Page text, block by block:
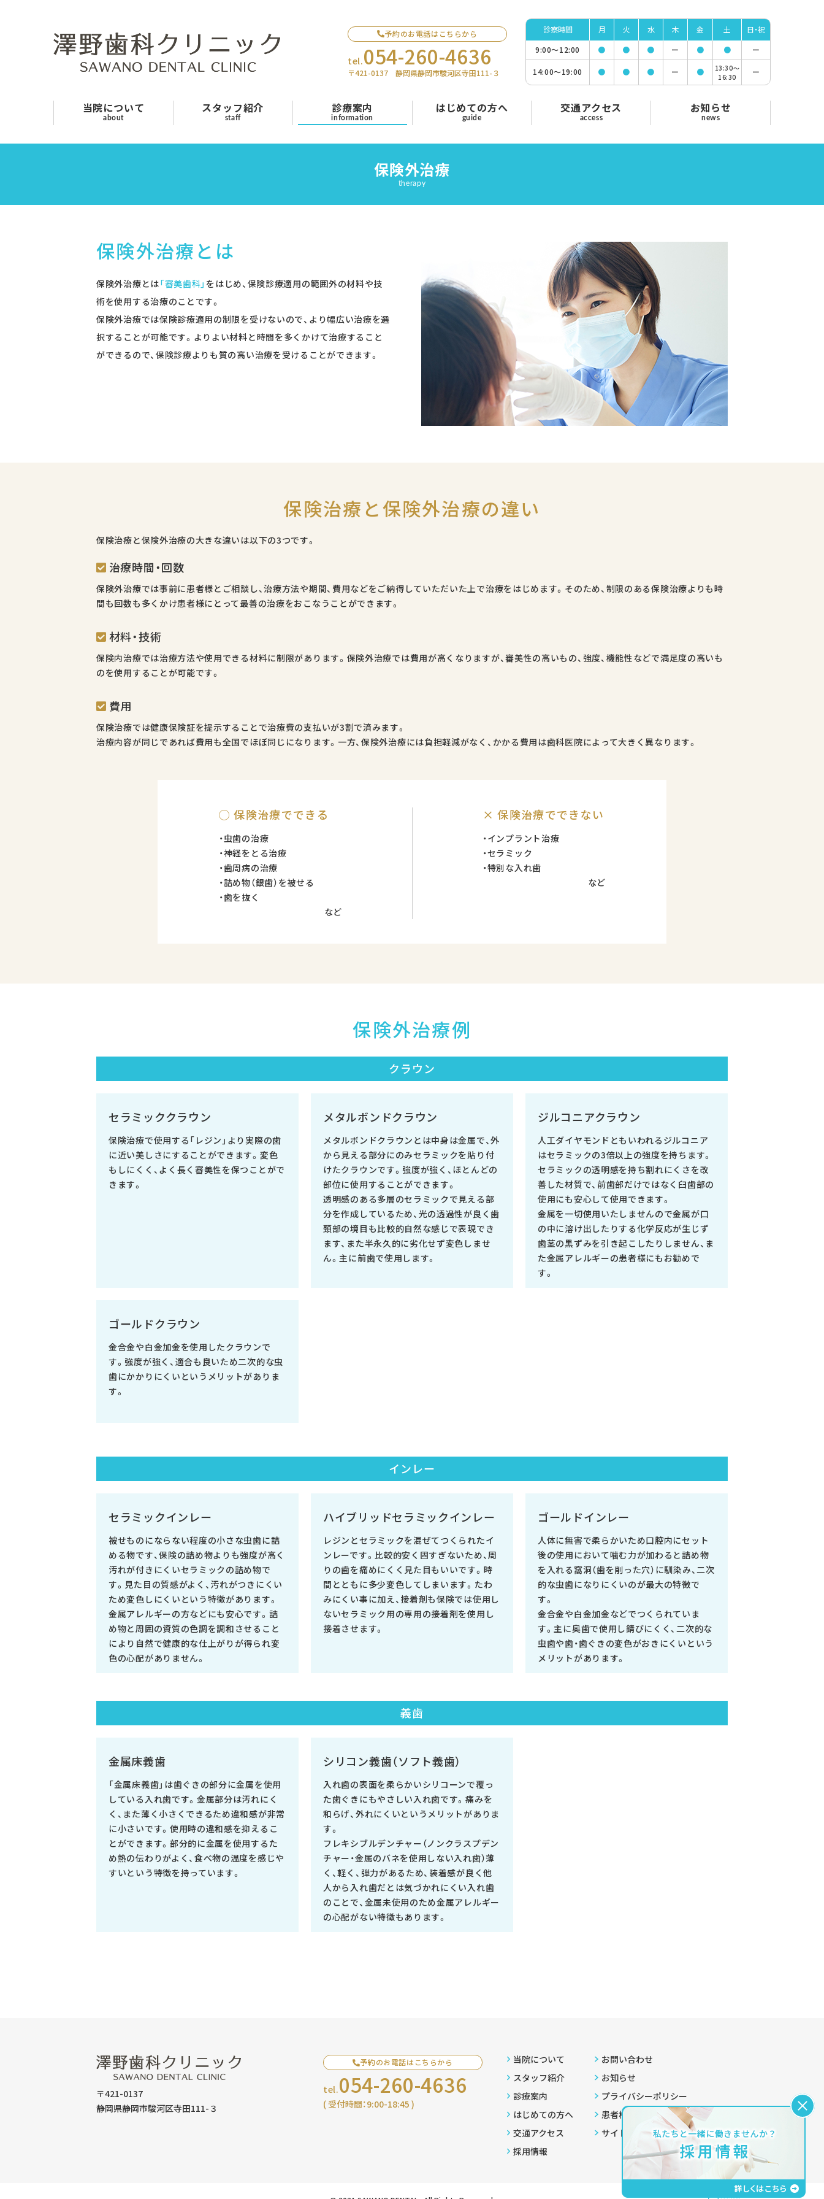
予約のお電話はこちらから
tel.054-260-4636
〒421-0137 静岡県静岡市駿河区寺田111-３
診察時間 月 火 水 木 金 土
日・祝
9:00〜12:00 ● ● ● ー ● ●
ー
14:00〜19:00 ● ● ● ー ●
13:30〜
16:30
ー
当院について
about
スタッフ紹介
staff
診療案内
information
はじめての方へ
guide
交通アクセス
access
お知らせ
news
保険外治療
therapy
保険外治療とは
保険外治療とは「審美歯科」 をはじめ、保険診療適用の範囲外の材料や技
術を使用する治療のことです。
保険外治療では保険診療適用の制限を受けないので、より幅広い治療を選
択することが可能です。よりよい材料と時間を多くかけて治療すること
ができるので、保険診療よりも質の高い治療を受けることができます。
保険治療と保険外治療の違い
保険治療と保険外治療の大きな違いは以下の3つです。
治療時間・回数
保険外治療では事前に患者様とご相談し、治療方法や期間、費用などをご納得していただいた上で治療をはじめます。そのため、制限のある保険治療よりも時
間も回数も多くかけ患者様にとって最善の治療をおこなうことができます。
材料・技術
保険内治療では治療方法や使用できる材料に制限があります。保険外治療では費用が高くなりますが、審美性の高いもの、強度、機能性などで満足度の高いも
のを使用することが可能です。
費用
保険治療では健康保険証を提示することで治療費の支払いが3割で済みます。
治療内容が同じであれば費用も全国でほぼ同じになります。一方、保険外治療には負担軽減がなく、かかる費用は歯科医院によって大きく異なります。
◯ 保険治療でできる
・虫歯の治療
・神経をとる治療
・歯周病の治療
・詰め物（銀歯）を被せる
・歯を抜く
など
× 保険治療でできない
・インプラント治療
・セラミック
・特別な入れ歯
など
保険外治療例
クラウン
セラミッククラウン
保険治療で使用する「レジン」より実際の歯
に近い美しさにすることができます。変色
もしにくく、よく長く審美性を保つことがで
きます。
メタルボンドクラウン
メタルボンドクラウンとは中身は金属で、外
から見える部分にのみセラミックを貼り付
けたクラウンです。強度が強く、ほとんどの
部位に使用することができます。
透明感のある多層のセラミックで見える部
分を作成しているため、光の透過性が良く歯
頚部の境目も比較的自然な感じで表現でき
ます、また半永久的に劣化せず変色しませ
ん。主に前歯で使用します。
ジルコニアクラウン
人工ダイヤモンドともいわれるジルコニア
はセラミックの3倍以上の強度を持ちます。
セラミックの透明感を持ち割れにくさを改
善した材質で、前歯部だけではなく臼歯部の
使用にも安心して使用できます。
金属を一切使用いたしませんので金属が口
の中に溶け出したりする化学反応が生じず
歯茎の黒ずみを引き起こしたりしません、ま
た金属アレルギーの患者様にもお勧めで
す。
ゴールドクラウン
金合金や白金加金を使用したクラウンで
す。強度が強く、適合も良いため二次的な虫
歯にかかりにくいというメリットがありま
す。
インレー
セラミックインレー
被せものにならない程度の小さな虫歯に詰
める物です、保険の詰め物よりも強度が高く
汚れが付きにくいセラミックの詰め物で
す。見た目の質感がよく、汚れがつきにくい
ため変色しにくいという特徴があります。
金属アレルギーの方などにも安心です。詰
め物と周囲の資質の色調を調和させること
により自然で健康的な仕上がりが得られ変
色の心配がありません。
ハイブリッドセラミックインレー
レジンとセラミックを混ぜてつくられたイ
ンレーです。比較的安く固すぎないため、周
りの歯を痛めにくく見た目もいいです。時
間とともに多少変色してしまいます。たわ
みにくい事に加え、接着剤も保険では使用し
ないセラミック用の専用の接着剤を使用し
接着させます。
ゴールドインレー
人体に無害で柔らかいため口腔内にセット
後の使用において噛む力が加わると詰め物
を入れる窩洞（歯を削った穴）に馴染み、二次
的な虫歯になりにくいのが最大の特徴で
す。
金合金や白金加金などでつくられていま
す。主に奥歯で使用し錆びにくく、二次的な
虫歯や歯・歯ぐきの変色がおきにくいという
メリットがあります。
義歯
金属床義歯
「金属床義歯」は歯ぐきの部分に金属を使用
している入れ歯です。金属部分は汚れにく
く、また薄く小さくできるため違和感が非常
に小さいです。使用時の違和感を抑えるこ
とができます。部分的に金属を使用するた
め熱の伝わりがよく、食べ物の温度を感じや
すいという特徴を持っています。
シリコン義歯（ソフト義歯）
入れ歯の表面を柔らかいシリコーンで覆っ
た歯ぐきにもやさしい入れ歯です。痛みを
和らげ、外れにくいというメリットがありま
す。
フレキシブルデンチャー（ノンクラスプデン
チャー・金属のバネを使用しない入れ歯）薄
く、軽く、弾力があるため、装着感が良く他
人から入れ歯だとは気づかれにくい入れ歯
のことで、金属未使用のため金属アレルギー
の心配がない特徴もあります。
〒421-0137
静岡県静岡市駿河区寺田111-３
予約のお電話はこちらから
tel.054-260-4636
( 受付時間：9:00-18:45 )
当院について
スタッフ紹介
診療案内
はじめての方へ
交通アクセス
採用情報
お問い合わせ
お知らせ
プライバシーポリシー
患者様へのご案内
サイトマップ
スタッフ紹介
よくあるご質問
予約のお電話はこちらから
tel.054-260-4636
〒421-0137 静岡県静岡市駿河区寺田111-３